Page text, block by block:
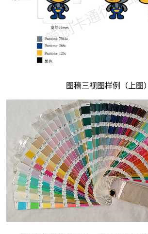
图稿三视图样例（上图）